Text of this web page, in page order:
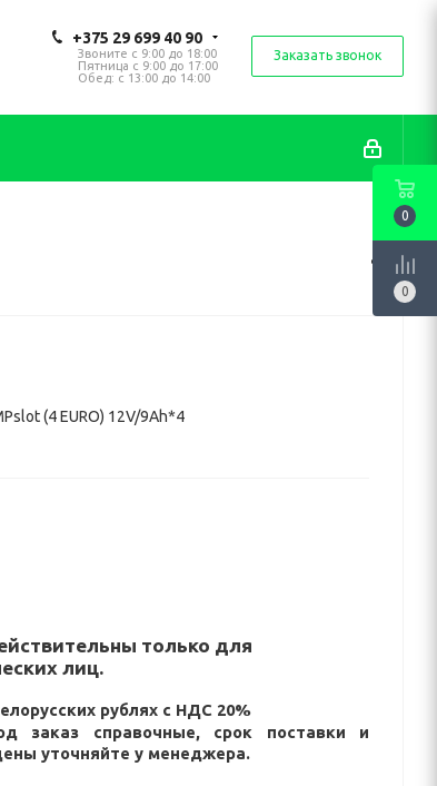
+375 29 699 40 90
Звоните с 9:00 до 18:00
Пятница с 9:00 до 17:00
Обед: с 13:00 до 14:00
Заказать звонок
(4 EURO) 12V/9Ah*4
только для
лиц.
рублях с НДС 20%
заказ справочные, срок поставки и
уточняйте у менеджера.
0
0